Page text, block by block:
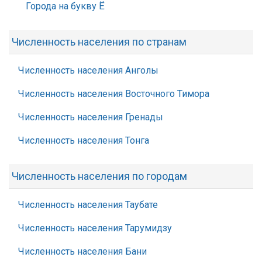
Города на букву Ё
Численность населения по странам
Численность населения Анголы
Численность населения Восточного Тимора
Численность населения Гренады
Численность населения Тонга
Численность населения по городам
Численность населения Таубате
Численность населения Тарумидзу
Численность населения Бани